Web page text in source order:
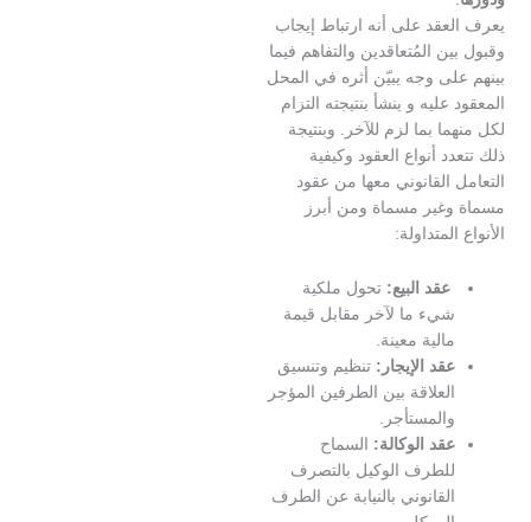
على أنه ارتباط إيجاب
المُتعاقدين والتفاهم فيما
وجه يبيّن أثره في المحل
و ينشأ بنتيجته التزام
بما لزم للآخر. وبنتيجة
أنواع العقود وكيفية
القانوني معها من عقود
مسماة ومن أبرز
عقد البيع:
تحول ملكية
ما لآخر مقابل قيمة
معينة.
الإيجار:تنظيم وتنسيق
بين الطرفين المؤجر
الوكالة:السماح
الوكيل بالتصرف
بالنيابة عن الطرف